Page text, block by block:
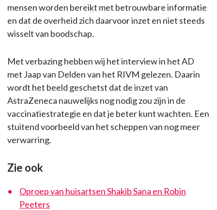
mensen worden bereikt met betrouwbare informatie
en dat de overheid zich daarvoor inzet en niet steeds
wisselt van boodschap.
Met verbazing hebben wij het interview in het AD
met Jaap van Delden van het RIVM gelezen. Daarin
wordt het beeld geschetst dat de inzet van
AstraZeneca nauwelijks nog nodig zou zijn in de
vaccinatiestrategie en dat je beter kunt wachten. Een
stuitend voorbeeld van het scheppen van nog meer
verwarring.
Zie ook
Oproep van huisartsen Shakib Sana en Robin
Peeters